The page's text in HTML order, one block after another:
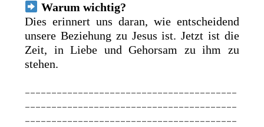
Warum wichtig?
Dies erinnert uns daran, wie entscheidend
unsere Beziehung zu Jesus ist. Jetzt ist die
Zeit, in Liebe und Gehorsam zu ihm zu
stehen.